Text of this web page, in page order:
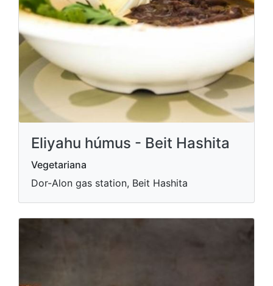
Eliyahu húmus - Beit Hashita
Vegetariana
Dor-Alon gas station, Beit Hashita